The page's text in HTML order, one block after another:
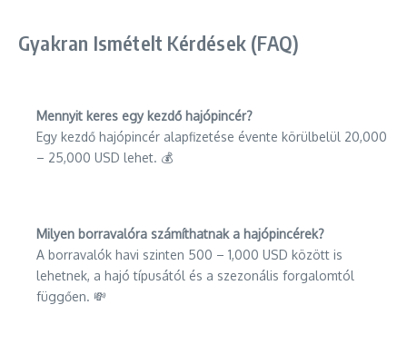
Gyakran Ismételt Kérdések (FAQ)
Mennyit keres egy kezdő hajópincér?
Egy kezdő hajópincér alapfizetése évente körülbelül 20,000
– 25,000 USD lehet. 💰
Milyen borravalóra számíthatnak a hajópincérek?
A borravalók havi szinten 500 – 1,000 USD között is
lehetnek, a hajó típusától és a szezonális forgalomtól
függően. 💸